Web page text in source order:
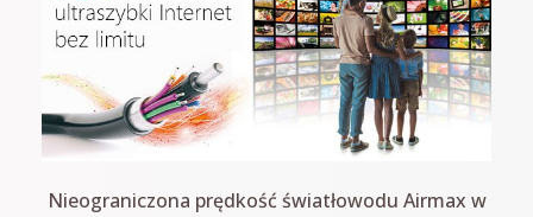
Nieograniczona prędkość światłowodu Airmax w